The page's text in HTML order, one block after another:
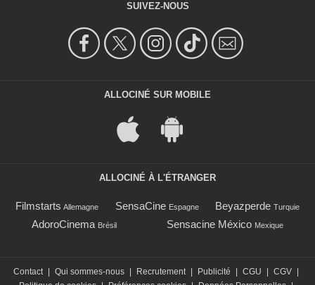
SUIVEZ-NOUS
ALLOCINÉ SUR MOBILE
ALLOCINÉ À L'ÉTRANGER
Filmstarts Allemagne SensaCine Espagne Beyazperde Turquie
AdoroCinema Brésil Sensacine México Mexique
Contact Qui sommes-nous Recrutement Publicité CGU CGV